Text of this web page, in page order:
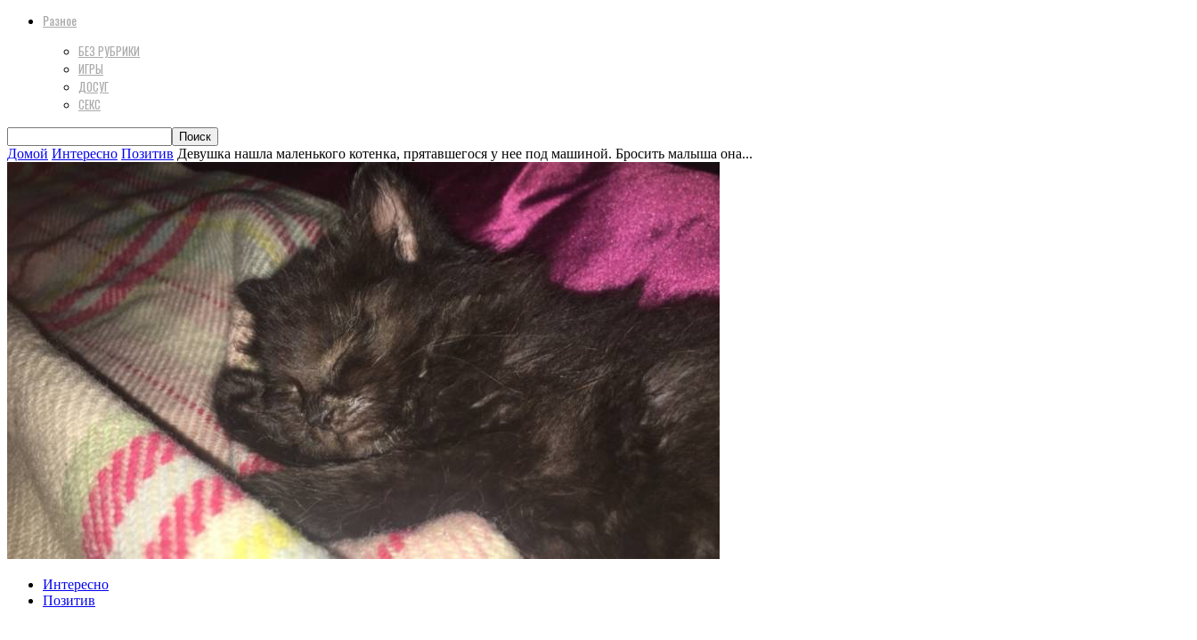
Разное
БЕЗ РУБРИКИ
ИГРЫ
ДОСУГ
СЕКС
Домой Интересно Позитив Девушка нашла маленького котенка, прятавшегося у нее под машиной. Бросить малыша она...
Интересно
Позитив